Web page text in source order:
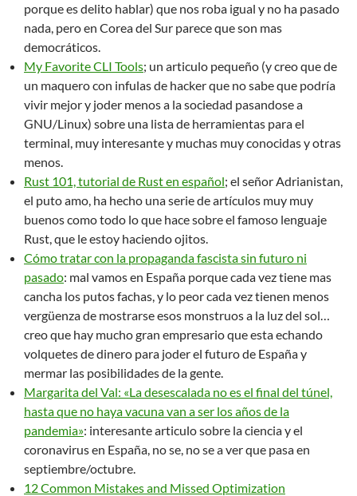
porque es delito hablar) que nos roba igual y no ha pasado
nada, pero en Corea del Sur parece que son mas
democráticos.
My Favorite CLI Tools; un articulo pequeño (y creo que de
un maquero con infulas de hacker que no sabe que podría
vivir mejor y joder menos a la sociedad pasandose a
GNU/Linux) sobre una lista de herramientas para el
terminal, muy interesante y muchas muy conocidas y otras
menos.
Rust 101, tutorial de Rust en español; el señor Adrianistan,
el puto amo, ha hecho una serie de artículos muy muy
buenos como todo lo que hace sobre el famoso lenguaje
Rust, que le estoy haciendo ojitos.
Cómo tratar con la propaganda fascista sin futuro ni
pasado: mal vamos en España porque cada vez tiene mas
cancha los putos fachas, y lo peor cada vez tienen menos
vergüenza de mostrarse esos monstruos a la luz del sol…
creo que hay mucho gran empresario que esta echando
volquetes de dinero para joder el futuro de España y
mermar las posibilidades de la gente.
Margarita del Val: «La desescalada no es el final del túnel,
hasta que no haya vacuna van a ser los años de la
pandemia»: interesante articulo sobre la ciencia y el
coronavirus en España, no se, no se a ver que pasa en
septiembre/octubre.
12 Common Mistakes and Missed Optimization